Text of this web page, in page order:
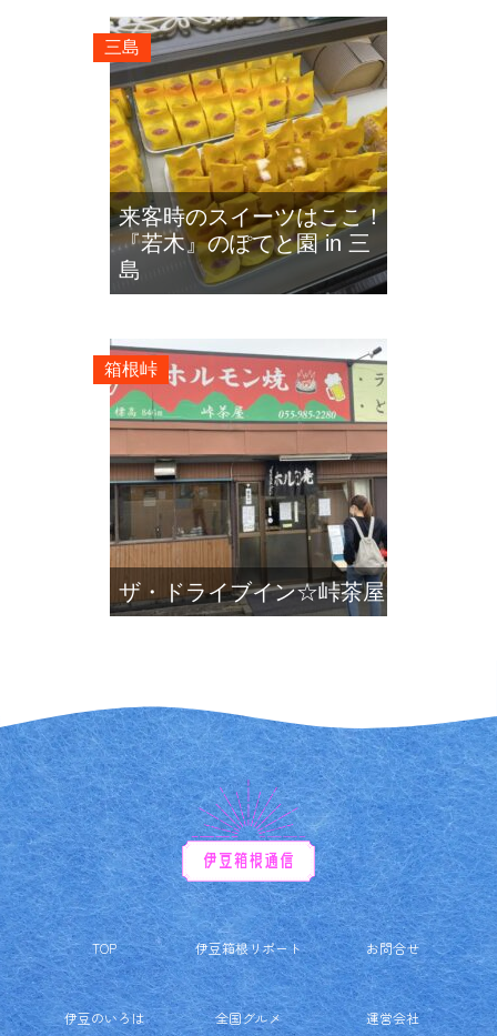
来客時のスイーツはここ！
『若木』のぽてと園 in 三
島
三島
ザ・ドライブイン☆峠茶屋
箱根峠
TOP
伊豆のいろは
伊豆箱根リポート
全国グルメ
お問合せ
運営会社